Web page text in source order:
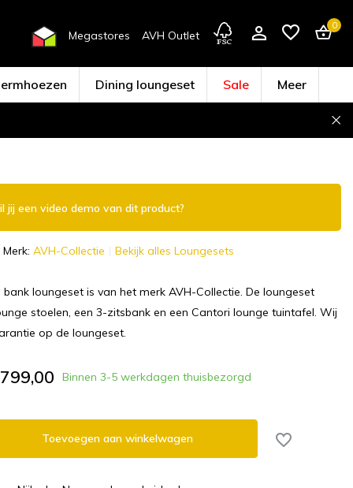
Megastores AVH Outlet
0
Dining loungeset Sale Meer
jij een video demo van dit product?
Merk: AVH-Collectie Bekijk alles Loungesets
loungeset is van het merk AVH-Collectie. De loungeset
stoelen, een 3-zitsbank en een Cantori lounge tuintafel. Wij
op de loungeset.
Binnen 3-5 werkdagen thuisbezorgd
Toevoegen aan winkelwagen